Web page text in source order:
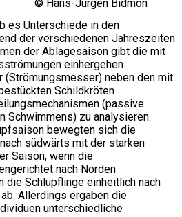
© Hans-Jürgen Bidmon
es Unterschiede in den
der verschiedenen Jahreszeiten
der Ablagesaison gibt die mit
einhergehen.
(Strömungsmesser) neben den mit
Schildkröten
(passive
Schwimmens) zu analysieren.
bewegten sich die
südwärts mit der starken
Saison, wenn die
nach Norden
die Schlüpflinge einheitlich nach
Allerdings ergaben die
unterschiedliche